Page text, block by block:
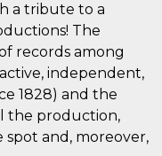
a tribute to a
The
records among
independent,
1828) and the
the production,
and, moreover,
viene utilizzato
può essere
specifico per il
sito, ma un
buon esempio è
mantenere uno
stato di accesso
per un utente
tra le pagine.
1 anno 1
Questo cookie